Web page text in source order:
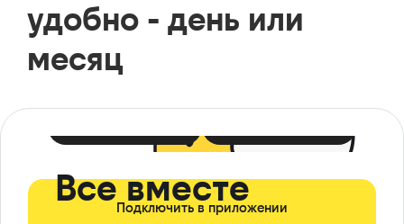
удобно - день или
месяц
Все вместе
Подключить в приложении